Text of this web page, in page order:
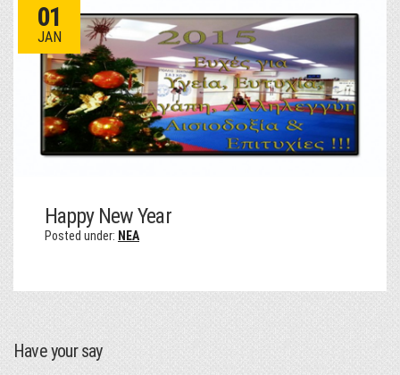
01
JAN
Happy New Year
Posted under: NEA
Have your say